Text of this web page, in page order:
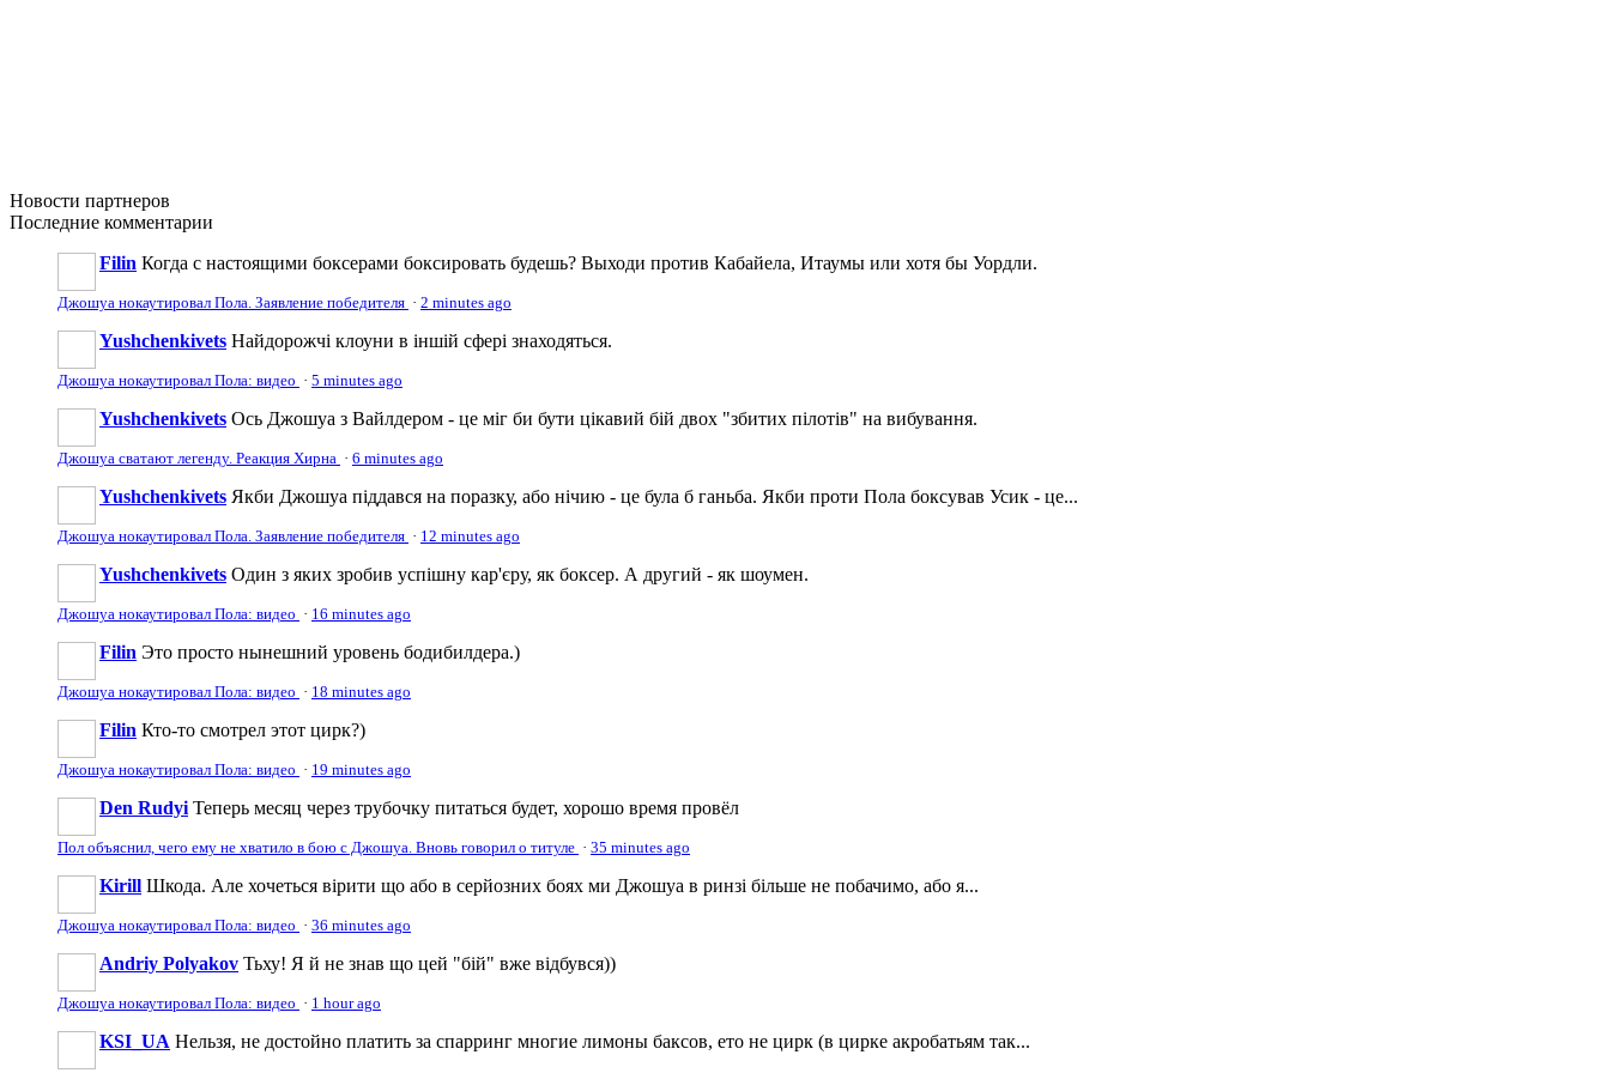
Новости партнеров
Последние комментарии
Filin Когда с настоящими боксерами боксировать будешь? Выходи против Кабайела, Итаумы или хотя бы Уордли.
Джошуа нокаутировал Пола. Заявление победителя · 2 minutes ago
Yushchenkivets Найдорожчі клоуни в іншій сфері знаходяться.
Джошуа нокаутировал Пола: видео · 5 minutes ago
Yushchenkivets Ось Джошуа з Вайлдером - це міг би бути цікавий бій двох "збитих пілотів" на вибування.
Джошуа сватают легенду. Реакция Хирна · 6 minutes ago
Yushchenkivets Якби Джошуа піддався на поразку, або нічию - це була б ганьба. Якби проти Пола боксував Усик - це...
Джошуа нокаутировал Пола. Заявление победителя · 12 minutes ago
Yushchenkivets Один з яких зробив успішну кар'єру, як боксер. А другий - як шоумен.
Джошуа нокаутировал Пола: видео · 16 minutes ago
Filin Это просто нынешний уровень бодибилдера.)
Джошуа нокаутировал Пола: видео · 18 minutes ago
Filin Кто-то смотрел этот цирк?)
Джошуа нокаутировал Пола: видео · 19 minutes ago
Den Rudyi Теперь месяц через трубочку питаться будет, хорошо время провёл
Пол объяснил, чего ему не хватило в бою с Джошуа. Вновь говорил о титуле · 35 minutes ago
Kirill Шкода. Але хочеться вірити що або в серйозних боях ми Джошуа в ринзі більше не побачимо, або я...
Джошуа нокаутировал Пола: видео · 36 minutes ago
Andriy Polyakov Тьху! Я й не знав що цей "бій" вже відбувся))
Джошуа нокаутировал Пола: видео · 1 hour ago
KSI_UA Нельзя, не достойно платить за спарринг многие лимоны баксов, ето не цирк (в цирке акробатьям так...